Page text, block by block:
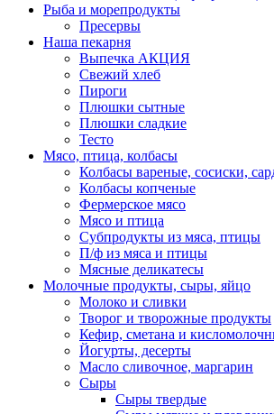
Рыба и морепродукты
Пресервы
Наша пекарня
Выпечка АКЦИЯ
Свежий хлеб
Пироги
Плюшки сытные
Плюшки сладкие
Тесто
Мясо, птица, колбасы
Колбасы вареные, сосиски,
Колбасы копченые
Фермерское мясо
Мясо и птица
Субпродукты из мяса, птицы
П/ф из мяса и птицы
Мясные деликатесы
Молочные продукты, сыры, яйцо
Молоко и сливки
Творог и творожные продукты
Кефир, сметана и
Йогурты, десерты
Масло сливочное, маргарин
Сыры
Сыры твердые